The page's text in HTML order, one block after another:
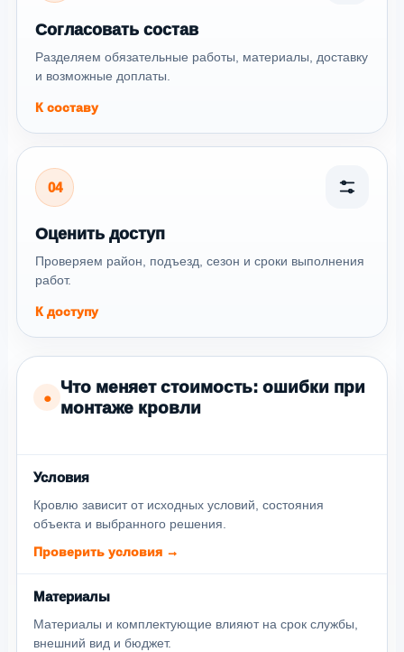
Согласовать состав
Разделяем обязательные работы, материалы, доставку
и возможные доплаты.
К составу
04
Оценить доступ
Проверяем район, подъезд, сезон и сроки выполнения
работ.
К доступу
●
Что меняет стоимость: ошибки при
монтаже кровли
Условия
Кровлю зависит от исходных условий, состояния
объекта и выбранного решения.
Проверить условия →
Материалы
Материалы и комплектующие влияют на срок службы,
внешний вид и бюджет.